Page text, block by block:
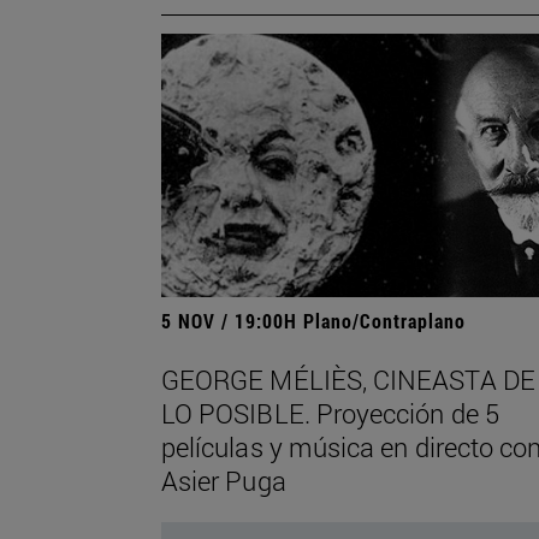
5 NOV / 19:00H Plano/Contraplano
GEORGE MÉLIÈS, CINEASTA DE
LO POSIBLE. Proyección de 5
películas y música en directo
Asier Puga